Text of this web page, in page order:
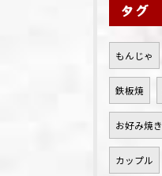
タグ
もんじゃ
鉄板焼
お好み焼き
カップル